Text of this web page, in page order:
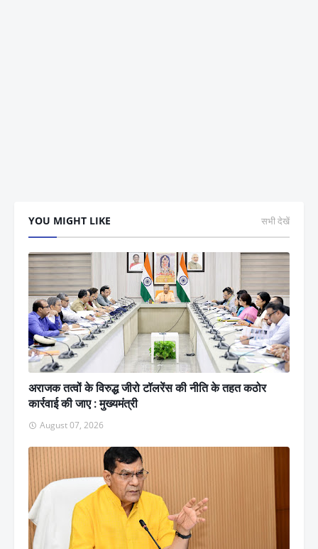
YOU MIGHT LIKE सभी देखें
अराजक तत्वों के विरुद्ध जीरो टॉलरेंस की नीति के तहत कठोर
कार्रवाई की जाए : मुख्यमंत्री
August 07, 2026